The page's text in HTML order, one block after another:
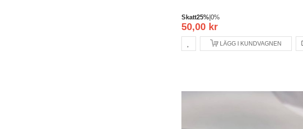
50,00 kr
Skatt25%|0%
LÄGG I KUNDVAGNEN